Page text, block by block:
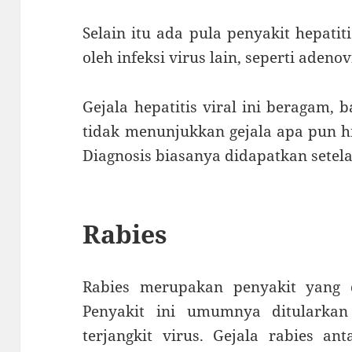
Selain itu ada pula penyakit
oleh infeksi virus lain, seperti
Gejala hepatitis viral ini beragam,
tidak menunjukkan gejala apa pun
Diagnosis biasanya didapatkan
Rabies
Rabies merupakan penyakit
Penyakit ini umumnya
terjangkit virus. Gejala rabies